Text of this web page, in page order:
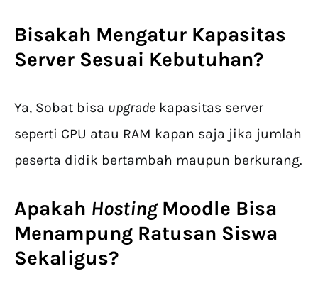
Bisakah Mengatur Kapasitas
Server Sesuai Kebutuhan?
Ya, Sobat bisa upgrade kapasitas server
seperti CPU atau RAM kapan saja jika jumlah
peserta didik bertambah maupun berkurang.
Apakah Hosting Moodle Bisa
Menampung Ratusan Siswa
Sekaligus?